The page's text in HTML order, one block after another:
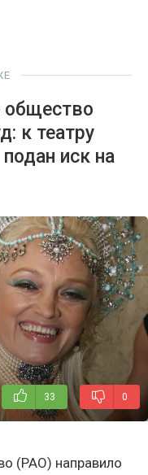
общество
к театру
иск на
33 0
(РАО) направило